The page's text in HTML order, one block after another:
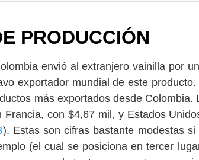
PRODUCCIÓN
envió al extranjero vainilla por
exportador mundial de este
más exportados desde
Francia, con $4,67 mil, y Estados
). Estas son cifras bastante modestas
(el cual se posiciona en tercer